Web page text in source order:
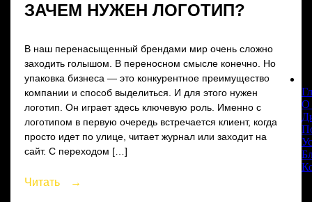
ЗАЧЕМ НУЖЕН ЛОГОТИП?
В наш перенасыщенный брендами мир очень сложно
заходить голышом. В переносном смысле конечно. Но
упаковка бизнеса — это конкурентное преимущество
компании и способ выделиться. И для этого нужен
логотип. Он играет здесь ключевую роль. Именно с
логотипом в первую очередь встречается клиент, когда
просто идет по улице, читает журнал или заходит на
сайт. С переходом […]
Читать →
О